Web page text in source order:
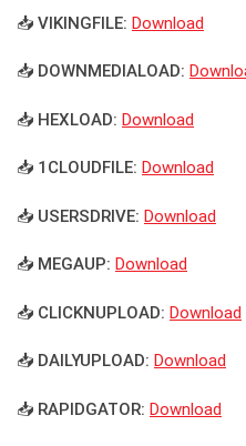
📥 VIKINGFILE: Download
📥 DOWNMEDIALOAD:
📥 HEXLOAD: Download
📥 1CLOUDFILE: Download
📥 USERSDRIVE: Download
📥 MEGAUP: Download
📥 CLICKNUPLOAD: Download
📥 DAILYUPLOAD: Download
📥 RAPIDGATOR: Download